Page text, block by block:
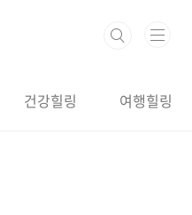
건강힐링 여행힐링